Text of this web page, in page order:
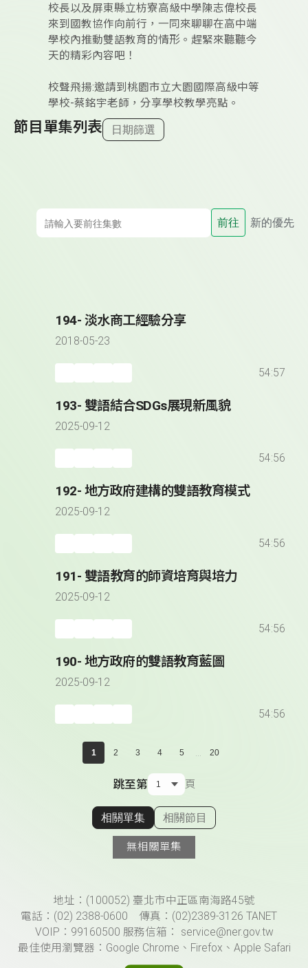
校長以及屏東縣立枋寮高級中學陳志偉校長
來到國教協作向前行，一同來聊聊在高中端
學校內推動雙語教育的情形。趕緊來聽聽今
天的精彩內容吧！
校聲飛揚:邀請到桃園市立大園國際高級中等
學校-蔡銘宇老師，分享學校教學亮點。
節目單集列表 日期篩選
前往 新的優先
194- 淡水商工經驗分享
2018-05-23
54:57
193- 雙語結合SDGs展現新風貌
2025-09-12
54:56
192- 地方政府建構的雙語教育模式
2025-09-12
54:56
191- 雙語教育的師資培育與培力
2025-09-12
54:56
190- 地方政府的雙語教育藍圖
2025-09-12
54:56
1 2 3 4 5 ... 20
跳至第 頁
顯示相關單集
相關單集 相關節目
無相關單集
頁尾資訊地址：(100052) 臺北市中正區南海路45號
電話：(02) 2388-0600 傳真：(02)2389-3126 TANET
VOIP：99160500 服務信箱： service@ner.gov.tw
最佳使用瀏覽器：Google Chrome、Firefox、Apple Safari